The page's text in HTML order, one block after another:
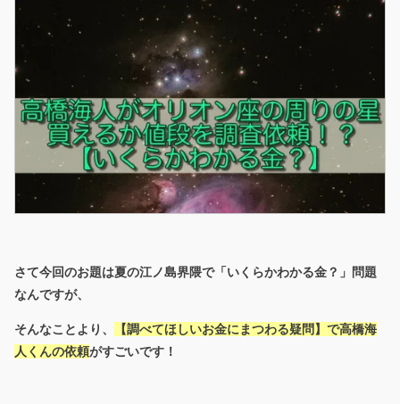
さて今回のお題は夏の江ノ島界隈で「いくらかわかる金？」問題
なんですが、
そんなことより、
【調べてほしいお金にまつわる疑問】で高橋海
人くんの依頼がすごいです！